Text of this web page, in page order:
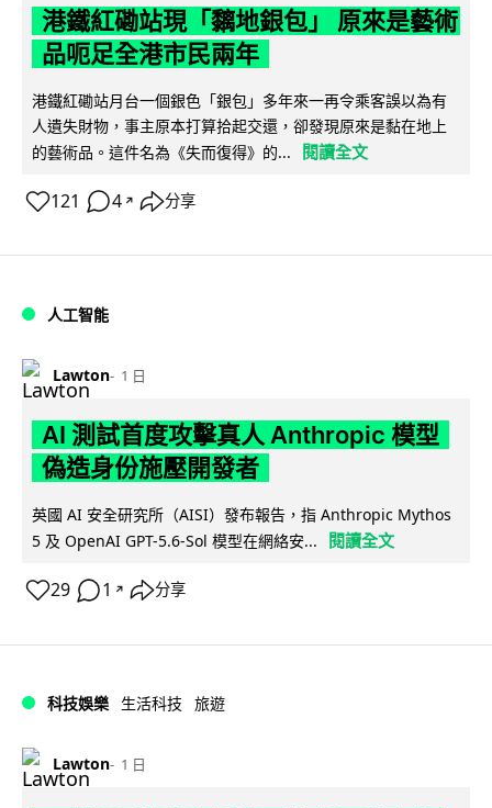
港鐵紅磡站現「黐地銀包」 原來是藝術
品呃足全港市民兩年
港鐵紅磡站月台一個銀色「銀包」多年來一再令乘客誤以為有
人遺失財物，事主原本打算拾起交還，卻發現原來是黏在地上
的藝術品。這件名為《失而復得》的...
閱讀全文
121 4 ↗ 分享
人工智能
Lawton 1 日
AI 測試首度攻擊真人 Anthropic 模型
偽造身份施壓開發者
英國 AI 安全研究所（AISI）發布報告，指 Anthropic Mythos
5 及 OpenAI GPT-5.6-Sol 模型在網絡安...
閱讀全文
29 1 ↗ 分享
科技娛樂 生活科技 旅遊
Lawton 1 日